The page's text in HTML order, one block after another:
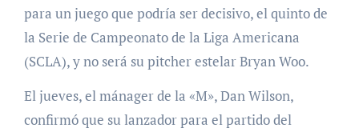
para un juego que podría ser decisivo, el quinto de
la Serie de Campeonato de la Liga Americana
(SCLA), y no será su pitcher estelar Bryan Woo.
El jueves, el mánager de la «M», Dan Wilson,
confirmó que su lanzador para el partido del